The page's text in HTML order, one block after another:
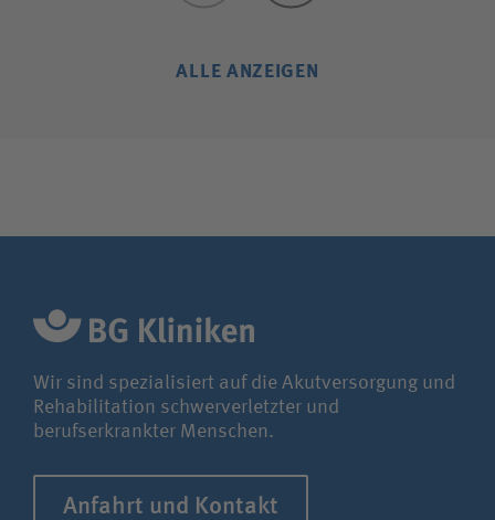
ALLE ANZEIGEN
Wir sind spezialisiert auf die Akutversorgung und
Rehabilitation schwerverletzter und
berufserkrankter Menschen.
Anfahrt und Kontakt